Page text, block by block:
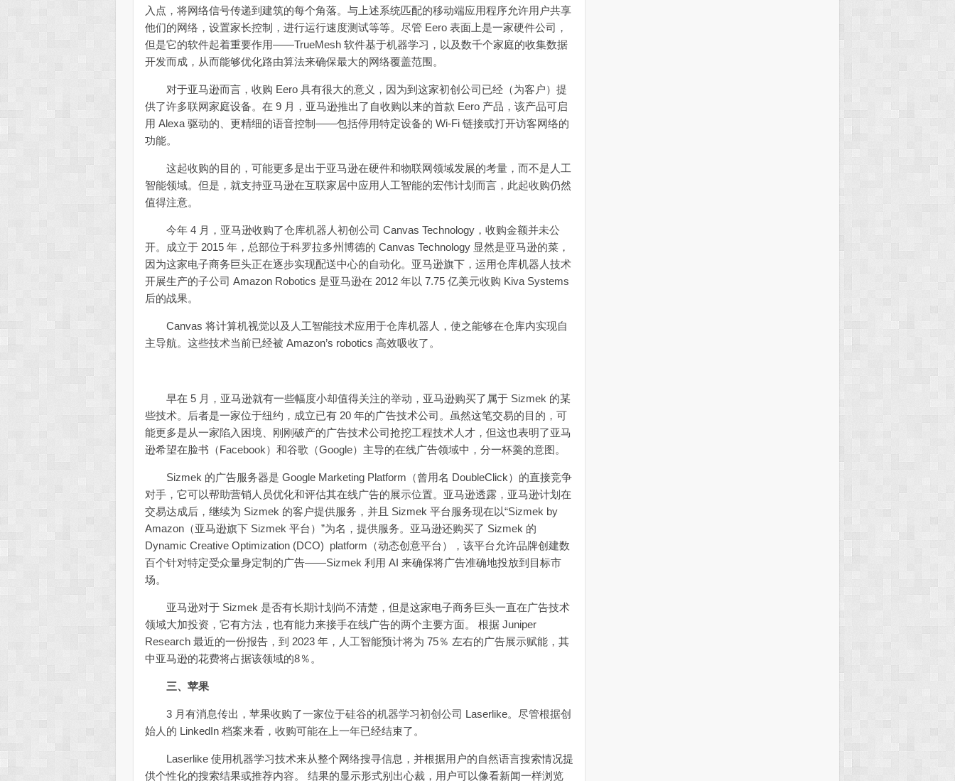
入点，将网络信号传递到建筑的每个角落。与上述系统匹配的移动端应用程序允许用户共享
他们的网络，设置家长控制，进行运行速度测试等等。尽管 Eero 表面上是一家硬件公司，
但是它的软件起着重要作用——TrueMesh 软件基于机器学习，以及数千个家庭的收集数据
开发而成，从而能够优化路由算法来确保最大的网络覆盖范围。
对于亚马逊而言，收购 Eero 具有很大的意义，因为到这家初创公司已经（为客户）提
供了许多联网家庭设备。在 9 月，亚马逊推出了自收购以来的首款 Eero 产品，该产品可启
用 Alexa 驱动的、更精细的语音控制——包括停用特定设备的 Wi-Fi 链接或打开访客网络的
功能。
这起收购的目的，可能更多是出于亚马逊在硬件和物联网领域发展的考量，而不是人工
智能领域。但是，就支持亚马逊在互联家居中应用人工智能的宏伟计划而言，此起收购仍然
值得注意。
今年 4 月，亚马逊收购了仓库机器人初创公司 Canvas Technology，收购金额并未公
开。成立于 2015 年，总部位于科罗拉多州博德的 Canvas Technology 显然是亚马逊的菜，
因为这家电子商务巨头正在逐步实现配送中心的自动化。亚马逊旗下，运用仓库机器人技术
开展生产的子公司 Amazon Robotics 是亚马逊在 2012 年以 7.75 亿美元收购 Kiva Systems
后的战果。
Canvas 将计算机视觉以及人工智能技术应用于仓库机器人，使之能够在仓库内实现自
主导航。这些技术当前已经被 Amazon’s robotics 高效吸收了。
早在 5 月，亚马逊就有一些幅度小却值得关注的举动，亚马逊购买了属于 Sizmek 的某
些技术。后者是一家位于纽约，成立已有 20 年的广告技术公司。虽然这笔交易的目的，可
能更多是从一家陷入困境、刚刚破产的广告技术公司抢挖工程技术人才，但这也表明了亚马
逊希望在脸书（Facebook）和谷歌（Google）主导的在线广告领域中，分一杯羹的意图。
Sizmek 的广告服务器是 Google Marketing Platform（曾用名 DoubleClick）的直接竞争
对手，它可以帮助营销人员优化和评估其在线广告的展示位置。亚马逊透露，亚马逊计划在
交易达成后，继续为 Sizmek 的客户提供服务，并且 Sizmek 平台服务现在以“Sizmek by
Amazon（亚马逊旗下 Sizmek 平台）”为名，提供服务。亚马逊还购买了 Sizmek 的
Dynamic Creative Optimization (DCO) platform（动态创意平台），该平台允许品牌创建数
百个针对特定受众量身定制的广告——Sizmek 利用 AI 来确保将广告准确地投放到目标市
场。
亚马逊对于 Sizmek 是否有长期计划尚不清楚，但是这家电子商务巨头一直在广告技术
领域大加投资，它有方法，也有能力来接手在线广告的两个主要方面。 根据 Juniper
Research 最近的一份报告，到 2023 年，人工智能预计将为 75％ 左右的广告展示赋能，其
中亚马逊的花费将占据该领域的8％。
三、苹果
3 月有消息传出，苹果收购了一家位于硅谷的机器学习初创公司 Laserlike。尽管根据创
始人的 LinkedIn 档案来看，收购可能在上一年已经结束了。
Laserlike 使用机器学习技术来从整个网络搜寻信息，并根据用户的自然语言搜索情况提
供个性化的搜索结果或推荐内容。 结果的显示形式别出心裁，用户可以像看新闻一样浏览